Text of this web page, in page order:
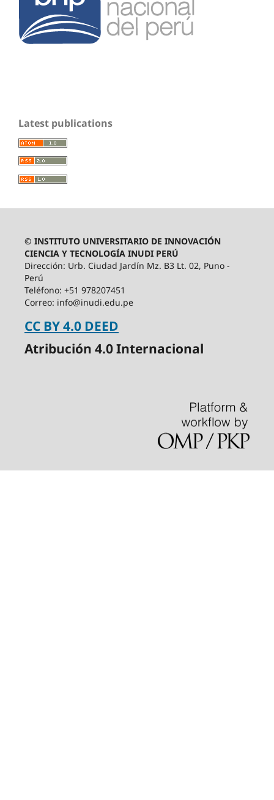
Latest publications
© INSTITUTO UNIVERSITARIO DE INNOVACIÓN
CIENCIA Y TECNOLOGÍA INUDI PERÚ
Dirección: Urb. Ciudad Jardín Mz. B3 Lt. 02, Puno -
Perú
Teléfono: +51 978207451
Correo: info@inudi.edu.pe
CC BY 4.0 DEED
Atribución 4.0 Internacional